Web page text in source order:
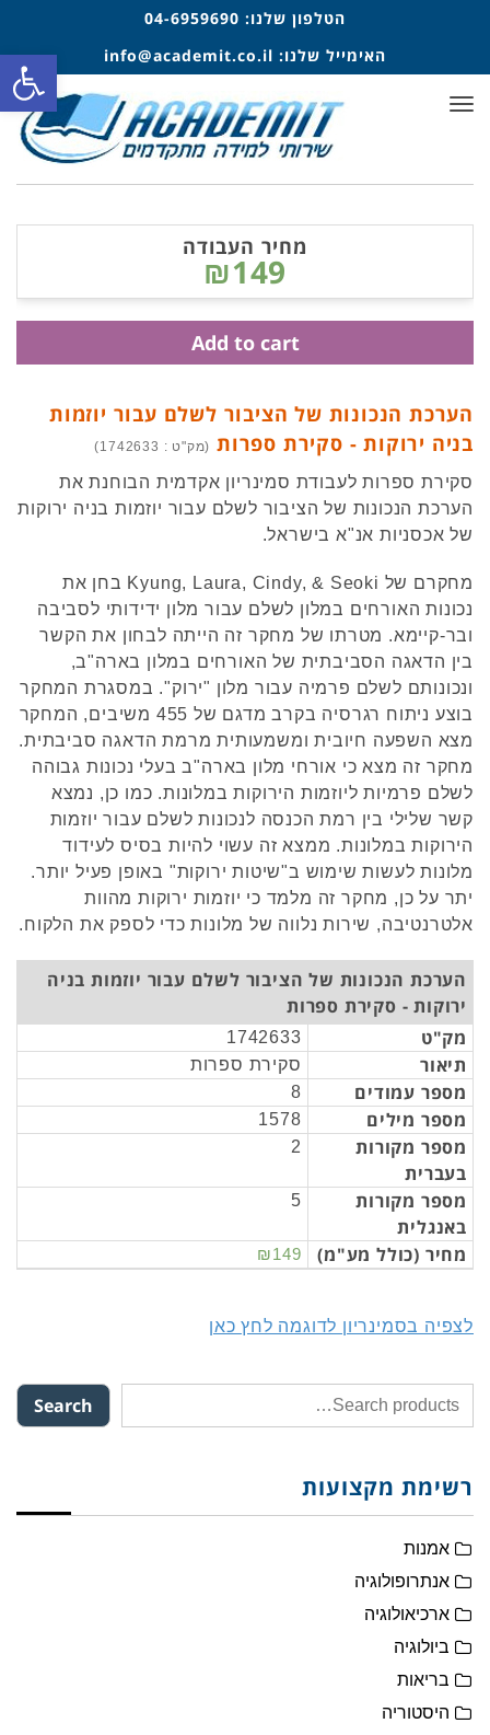
הטלפון שלנו: 04-6959690
האימייל שלנו: info@academit.co.il
תפריט
הערכת הנכונות של הציבור לשלם עבור יוזמות
בניה ירוקות - סקירת ספרות (מק"ט : 1742633)
סקירת ספרות לעבודת סמינריון אקדמית הבוחנת את
הערכת הנכונות של הציבור לשלם עבור יוזמות בניה ירוקות
של אכסניות אנ"א בישראל.
מחקרם של Kyung, Laura, Cindy, & Seoki בחן את
נכונות האורחים במלון לשלם עבור מלון ידידותי לסביבה
ובר-קיימא. מטרתו של מחקר זה הייתה לבחון את הקשר
בין הדאגה הסביבתית של האורחים במלון בארה"ב,
ונכונותם לשלם פרמיה עבור מלון "ירוק". במסגרת המחקר
בוצע ניתוח רגרסיה בקרב מדגם של 455 משיבים, המחקר
מצא השפעה חיובית ומשמעותית מרמת הדאגה סביבתית.
מחקר זה מצא כי אורחי מלון בארה"ב בעלי נכונות גבוהה
לשלם פרמיות ליוזמות הירוקות במלונות. כמו כן, נמצא
קשר שלילי בין רמת הכנסה לנכונות לשלם עבור יוזמות
הירוקות במלונות. ממצא זה עשוי להיות בסיס לעידוד
מלונות לעשות שימוש ב"שיטות ירוקות" באופן פעיל יותר.
יתר על כן, מחקר זה מלמד כי יוזמות ירוקות מהוות
אלטרנטיבה, שירות נלווה של מלונות כדי לספק את הלקוח.
הערכת הנכונות של הציבור לשלם עבור יוזמות בניה
ירוקות - סקירת ספרות
מק"ט
1742633
תיאור סקירת ספרות
מספר עמודים 8
מספר מילים 1578
מספר מקורות
בעברית
2
מספר מקורות
באנגלית
5
מחיר (כולל מע"מ) ₪149
לצפיה בסמינריון לדוגמה לחץ כאן
מחיר העבודה
₪149
Add to cart
Search
רשימת מקצועות
אמנות
אנתרופולוגיה
ארכיאולוגיה
ביולוגיה
בריאות
היסטוריה
פתח